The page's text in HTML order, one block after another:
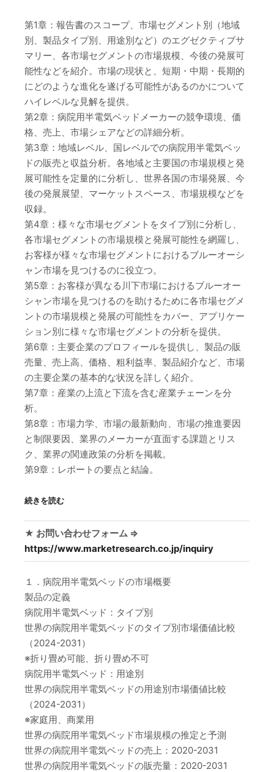
第1章：報告書のスコープ、市場セグメント別（地域
別、製品タイプ別、用途別など）のエグゼクティブサ
マリー、各市場セグメントの市場規模、今後の発展可
能性などを紹介。市場の現状と、短期・中期・長期的
にどのような進化を遂げる可能性があるのかについて
ハイレベルな見解を提供。
第2章：病院用半電気ベッドメーカーの競争環境、価
格、売上、市場シェアなどの詳細分析。
第3章：地域レベル、国レベルでの病院用半電気ベッ
ドの販売と収益分析。各地域と主要国の市場規模と発
展可能性を定量的に分析し、世界各国の市場発展、今
後の発展展望、マーケットスペース、市場規模などを
収録。
第4章：様々な市場セグメントをタイプ別に分析し、
各市場セグメントの市場規模と発展可能性を網羅し、
お客様が様々な市場セグメントにおけるブルーオーシ
ャン市場を見つけるのに役立つ。
第5章：お客様が異なる川下市場におけるブルーオー
シャン市場を見つけるのを助けるために各市場セグメ
ントの市場規模と発展の可能性をカバー、アプリケー
ション別に様々な市場セグメントの分析を提供。
第6章：主要企業のプロフィールを提供し、製品の販
売量、売上高、価格、粗利益率、製品紹介など、市場
の主要企業の基本的な状況を詳しく紹介。
第7章：産業の上流と下流を含む産業チェーンを分
析。
第8章：市場力学、市場の最新動向、市場の推進要因
と制限要因、業界のメーカーが直面する課題とリス
ク、業界の関連政策の分析を掲載。
第9章：レポートの要点と結論。
続きを読む
★ お問い合わせフォーム ⇒
https://www.marketresearch.co.jp/inquiry
１．病院用半電気ベッドの市場概要
製品の定義
病院用半電気ベッド：タイプ別
世界の病院用半電気ベッドのタイプ別市場価値比較
（2024-2031）
※折り畳め可能、折り畳め不可
病院用半電気ベッド：用途別
世界の病院用半電気ベッドの用途別市場価値比較
（2024-2031）
※家庭用、商業用
世界の病院用半電気ベッド市場規模の推定と予測
世界の病院用半電気ベッドの売上：2020-2031
世界の病院用半電気ベッドの販売量：2020-2031